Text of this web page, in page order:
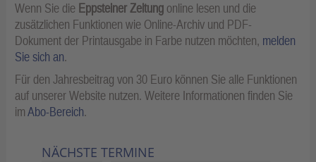
Wenn Sie die Eppsteiner Zeitung online lesen und die
zusätzlichen Funktionen wie Online-Archiv und PDF-
Dokument der Printausgabe in Farbe nutzen möchten, melden
Sie sich an.
Für den Jahresbeitrag von 30 Euro können Sie alle Funktionen
auf unserer Website nutzen. Weitere Informationen finden Sie
imAbo-Bereich.
NÄCHSTE TERMINE